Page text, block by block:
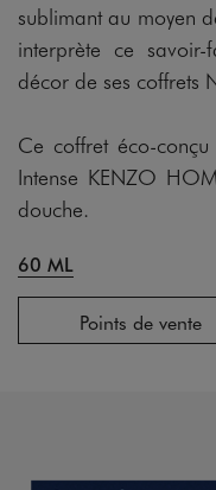
sublimant au moyen
interprète ce
décor de ses coffrets
Ce coffret éco-
Intense KENZO
douche.
60 ML
Points de vente